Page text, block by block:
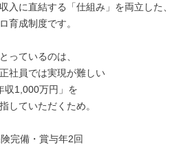
入に直結する「仕組み」を両立した、
育成制度です。
っているのは、
社員では実現が難しい
収1,000万円」を
していただくため。
完備・賞与年2回